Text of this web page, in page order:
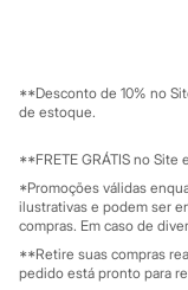
Kits
Perfumes
Cabelos
Escovas e
Shampoo
Tratamento
Cuidados
Mapa do site
Investidores
Privacidade
Configuração de
Minha privacidade
**Desconto de 10% no
de estoque.
**FRETE GRÁTIS no Site
*Promoções válidas
ilustrativas e podem ser
compras. Em caso de
**Retire suas compras
pedido está pronto para